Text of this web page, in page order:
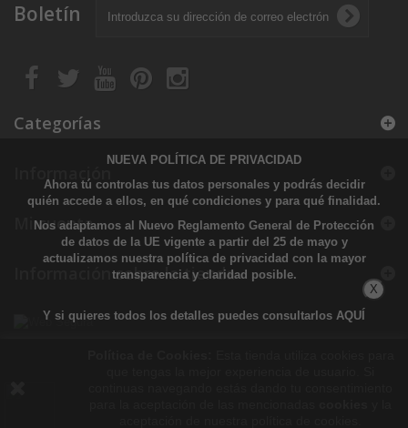
Boletín
Categorías
Información
Mi cuenta
Información sobre la tienda
NUEVA POLÍTICA DE PRIVACIDAD
Ahora tú controlas tus datos personales y podrás decidir
quién accede a ellos, en qué condiciones y para qué finalidad.
Nos adaptamos al Nuevo Reglamento General de Protección
de datos de la UE vigente a partir del 25 de mayo y
actualizamos nuestra política de privacidad con la mayor
transparencia y claridad posible.
Y si quieres todos los detalles puedes consultarlos AQUÍ
X